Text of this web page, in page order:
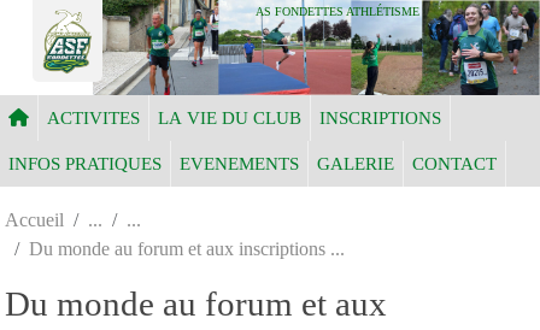
AS FONDETTES ATHLÉTISME
ACTIVITES LA VIE DU CLUB INSCRIPTIONS
INFOS PRATIQUES EVENEMENTS GALERIE CONTACT
Accueil
Du monde au forum et aux inscriptions ...
Du monde au forum et aux
Panneau de gestion des cookies